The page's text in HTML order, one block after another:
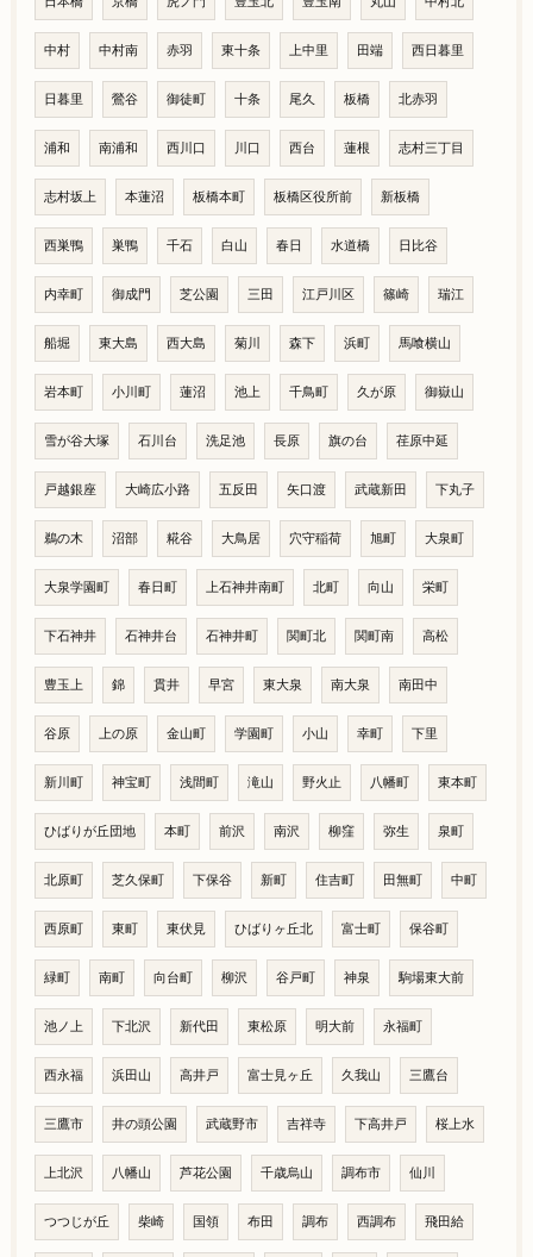
中村 中村南 赤羽 東十条 上中里 田端 西日暮里
日暮里 鶯谷 御徒町 十条 尾久 板橋 北赤羽
浦和 南浦和 西川口 川口 西台 蓮根 志村三丁目
志村坂上 本蓮沼 板橋本町 板橋区役所前 新板橋
西巣鴨 巣鴨 千石 白山 春日 水道橋 日比谷
内幸町 御成門 芝公園 三田 江戸川区 篠崎 瑞江
船堀 東大島 西大島 菊川 森下 浜町 馬喰横山
岩本町 小川町 蓮沼 池上 千鳥町 久が原 御嶽山
雪が谷大塚 石川台 洗足池 長原 旗の台 荏原中延
戸越銀座 大崎広小路 五反田 矢口渡 武蔵新田 下丸子
鵜の木 沼部 糀谷 大鳥居 穴守稲荷 旭町 大泉町
大泉学園町 春日町 上石神井南町 北町 向山 栄町
下石神井 石神井台 石神井町 関町北 関町南 高松
豊玉上 錦 貫井 早宮 東大泉 南大泉 南田中
谷原 上の原 金山町 学園町 小山 幸町 下里
新川町 神宝町 浅間町 滝山 野火止 八幡町 東本町
ひばりが丘団地 本町 前沢 南沢 柳窪 弥生 泉町
北原町 芝久保町 下保谷 新町 住吉町 田無町 中町
西原町 東町 東伏見 ひばりヶ丘北 富士町 保谷町
緑町 南町 向台町 柳沢 谷戸町 神泉 駒場東大前
池ノ上 下北沢 新代田 東松原 明大前 永福町
西永福 浜田山 高井戸 富士見ヶ丘 久我山 三鷹台
三鷹市 井の頭公園 武蔵野市 吉祥寺 下高井戸 桜上水
上北沢 八幡山 芦花公園 千歳烏山 調布市 仙川
つつじが丘 柴崎 国領 布田 調布 西調布 飛田給